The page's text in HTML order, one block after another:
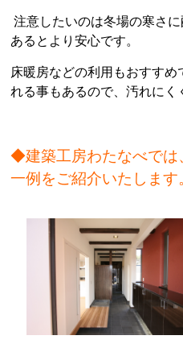
注意したいのは冬場の寒さ
あるとより安心です。
床暖房などの利用もおすす
れる事もあるので、汚れにく
◆建築工房わたなべでは
一例をご紹介いたします